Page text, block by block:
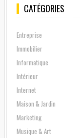
CATÉGORIES
Entreprise
Immobilier
Informatique
Intérieur
Internet
Maison & Jardin
Marketing
Musique & Art